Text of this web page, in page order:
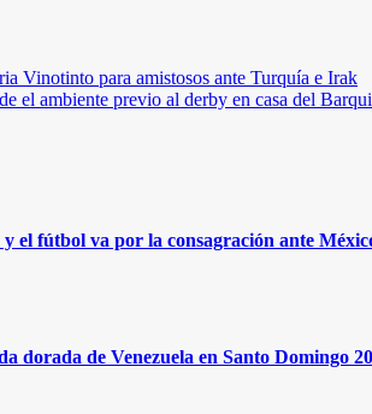
Vinotinto para amistosos ante Turquía e Irak
el ambiente previo al derby en casa del
y el fútbol va por la consagración ante
dorada de Venezuela en Santo Domingo